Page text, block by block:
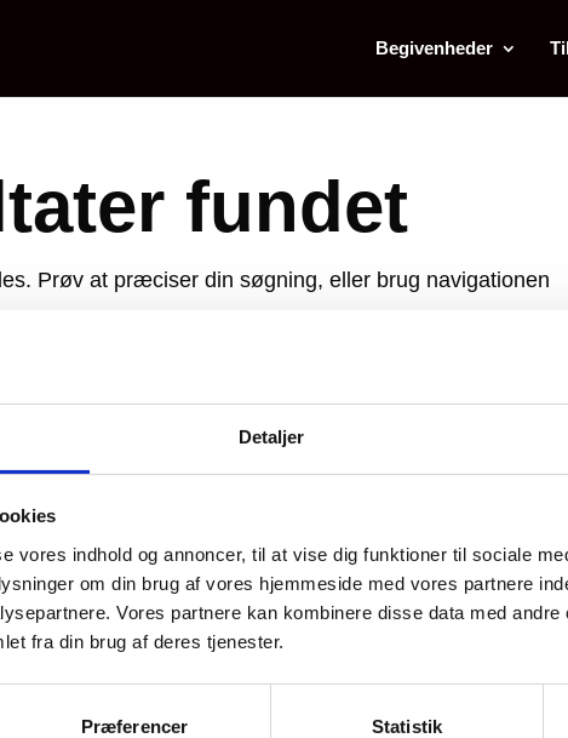
Detaljer
vores indhold og annoncer, til at vise dig funktioner til sociale
om din brug af vores hjemmeside med vores partnere
Vores partnere kan kombinere disse data med andre
fra din brug af deres tjenester.
Præferencer Statistik
Begivenheder
fundet
Prøv at præciser din søgning, eller brug navigationen